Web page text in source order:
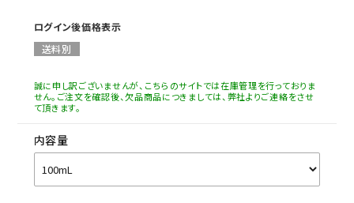
ログイン後価格表示
送料別
誠に申し訳ございませんが、こちらのサイトでは在庫管理を行っておりま
せん。ご注文を確認後、欠品商品につきましては、弊社よりご連絡をさせ
て頂きます。
内容量